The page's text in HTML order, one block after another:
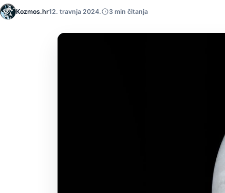
Kozmos.hr12. travnja 2024. 3 min čitanja